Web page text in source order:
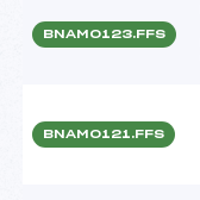
BNAM0123.FFS
BNAM0121.FFS